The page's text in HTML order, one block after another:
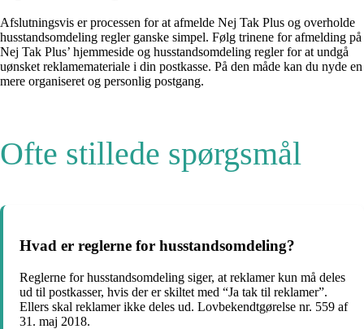
Afslutningsvis er processen for at afmelde Nej Tak Plus og overholde
husstandsomdeling regler ganske simpel. Følg trinene for afmelding på
Nej Tak Plus’ hjemmeside og husstandsomdeling regler for at undgå
uønsket reklamemateriale i din postkasse. På den måde kan du nyde en
mere organiseret og personlig postgang.
Ofte stillede spørgsmål
Hvad er reglerne for husstandsomdeling?
Reglerne for husstandsomdeling siger, at reklamer kun må deles
ud til postkasser, hvis der er skiltet med “Ja tak til reklamer”.
Ellers skal reklamer ikke deles ud. Lovbekendtgørelse nr. 559 af
31. maj 2018.